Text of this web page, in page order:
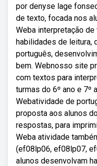
por denyse lage
de texto, focada nos
Weba interpretação
habilidades de leitura,
português,
bem. Webnosso site
com textos para
turmas do 6º ano e 7º
Webatividade de
proposta aos alunos
respostas, para
Weba atividade
(ef08lp06, ef08lp07,
alunos desenvolvam